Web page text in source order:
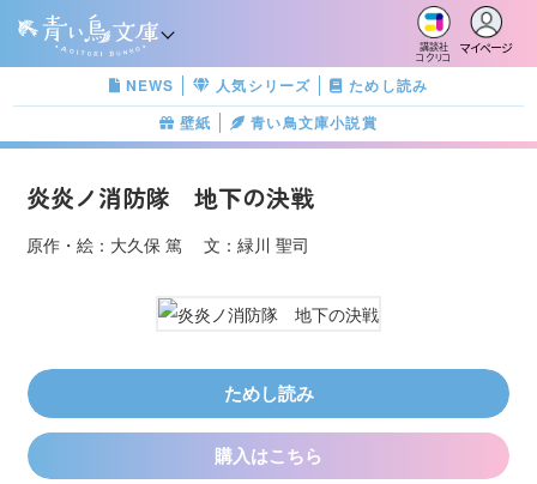
講談社
コクリコ
マイページ
NEWS 人気シリーズ
ためし読み
壁紙
青い鳥文庫小説賞
炎炎ノ消防隊 地下の決戦
原作・絵：大久保 篤 文：緑川 聖司
ためし読み
購入はこちら